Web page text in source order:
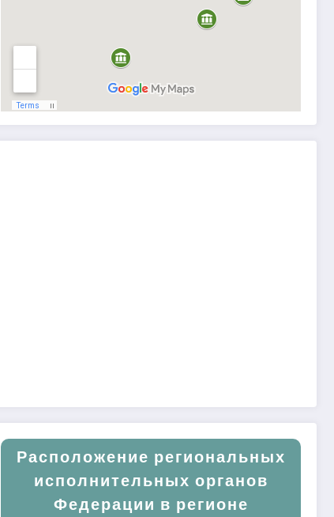
Расположение региональных
исполнительных органов
Федерации в регионе